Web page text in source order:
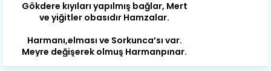
Harmanı,elması ve Sorkunca’sı var.
Büyük yerdir, mahalleleri Aydınlık, Tarih
eserleri şahane Hisarlık.